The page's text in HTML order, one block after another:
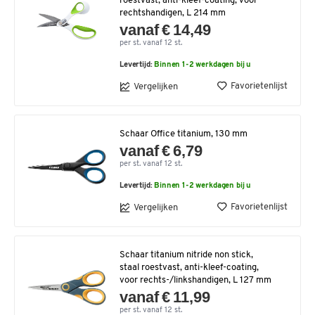
rechtshandigen, L 214 mm
vanaf € 14,49
per st. vanaf 12 st.
Levertijd:Binnen 1-2 werkdagen bij u
Vergelijken Favorietenlijst
Schaar Office titanium, 130 mm
vanaf € 6,79
per st. vanaf 12 st.
Levertijd:Binnen 1-2 werkdagen bij u
Vergelijken Favorietenlijst
Schaar titanium nitride non stick,
staal roestvast, anti-kleef-coating,
voor rechts-/linkshandigen, L 127 mm
vanaf € 11,99
per st. vanaf 12 st.